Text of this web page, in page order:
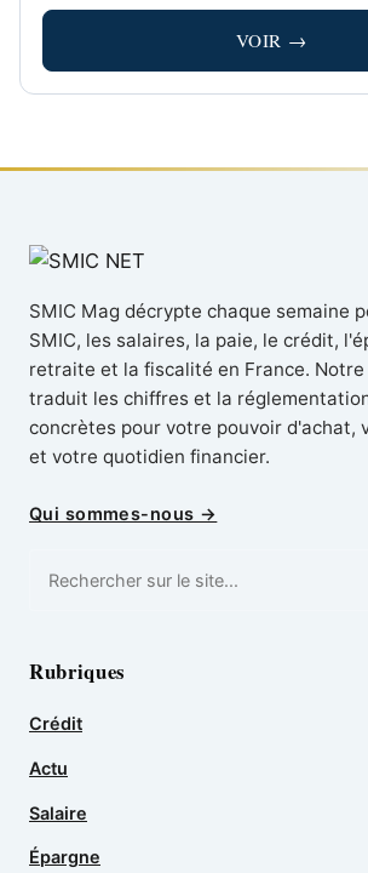
VOIR →
SMIC Mag décrypte chaque semaine
SMIC, les salaires, la paie, le crédit,
retraite et la fiscalité en France.
traduit les chiffres et la
concrètes pour votre pouvoir d'achat,
et votre quotidien financier.
Qui sommes-nous →
Rubriques
Crédit
Actu
Salaire
Épargne